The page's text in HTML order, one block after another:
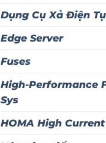
Dụng Cụ Xả Điện
Edge Server
Fuses
High-Performance
Sys
HOMA High Current